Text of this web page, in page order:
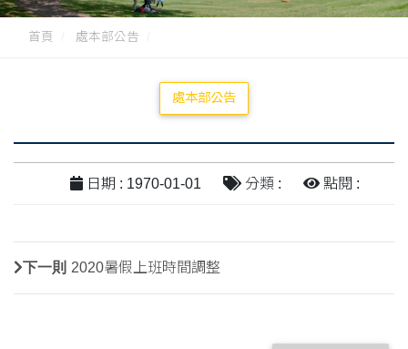
首頁 處本部公告
處本部公告
日期 : 1970-01-01 分類 : 點閱 :
下一則 2020暑假上班時間調整